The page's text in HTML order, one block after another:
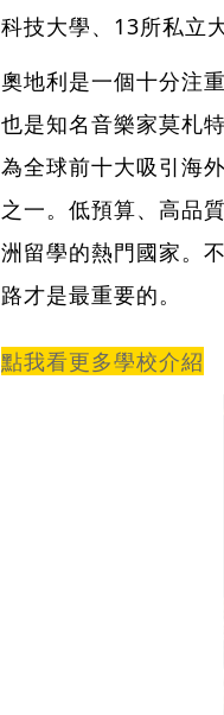
科技大學、13所私立
奧地利是一個十分注
也是知名音樂家莫札
為全球前十大吸引海
之一。低預算、高品
洲留學的熱門國家。
路才是最重要的。
點我看更多學校介紹